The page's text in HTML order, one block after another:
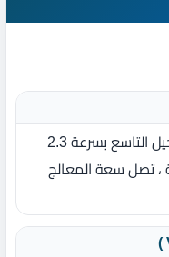
معالج Intel Core i9-9880H من الجيل التاسع بسرعة 2.3
مؤقتة ، تصل سعة المعالج